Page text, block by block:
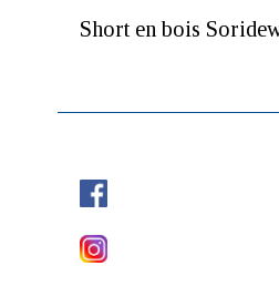
Short en bois